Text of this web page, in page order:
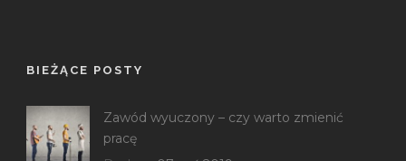
BIEŻĄCE POSTY
Zawód wyuczony – czy warto zmienić
pracę